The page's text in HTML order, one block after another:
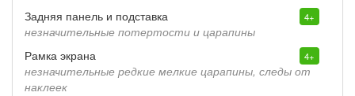
Задняя панель и подставка
4+
незначительные потертости и царапины
Рамка экрана
4+
незначительные редкие мелкие царапины, следы от
наклеек